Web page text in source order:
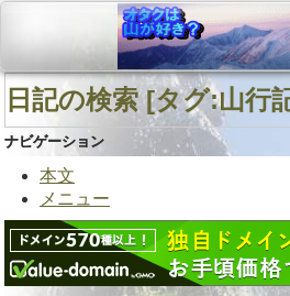
ナビゲーション
本文
メニュー